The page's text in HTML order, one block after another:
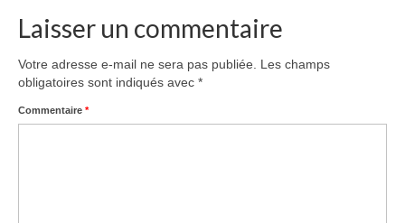
Laisser un commentaire
Votre adresse e-mail ne sera pas publiée.
Les champs
obligatoires sont indiqués avec *
Commentaire *